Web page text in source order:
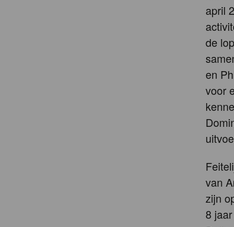
april
de
en
voor
van
zijn
8